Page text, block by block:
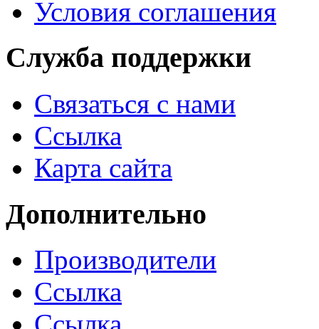
Условия соглашения
Служба поддержки
Связаться с нами
Ссылка
Карта сайта
Дополнительно
Производители
Ссылка